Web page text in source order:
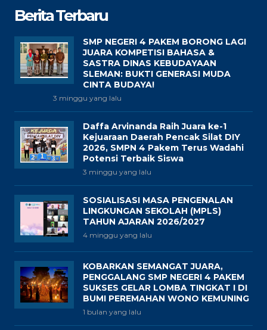
Berita Terbaru
SMP NEGERI 4 PAKEM BORONG LAGI
JUARA KOMPETISI BAHASA &
SASTRA DINAS KEBUDAYAAN
SLEMAN: BUKTI GENERASI MUDA
CINTA BUDAYA!
3 minggu yang lalu
Daffa Arvinanda Raih Juara ke-1
Kejuaraan Daerah Pencak Silat DIY
2026, SMPN 4 Pakem Terus Wadahi
Potensi Terbaik Siswa
3 minggu yang lalu
SOSIALISASI MASA PENGENALAN
LINGKUNGAN SEKOLAH (MPLS)
TAHUN AJARAN 2026/2027
4 minggu yang lalu
KOBARKAN SEMANGAT JUARA,
PENGGALANG SMP NEGERI 4 PAKEM
SUKSES GELAR LOMBA TINGKAT I DI
BUMI PEREMAHAN WONO KEMUNING
1 bulan yang lalu